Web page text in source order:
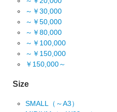
～￥30,000
～￥50,000
～￥80,000
～￥100,000
～￥150,000
￥150,000～
Size
SMALL（～A3）